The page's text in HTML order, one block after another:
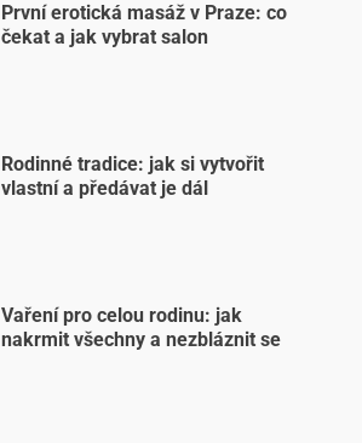
První erotická masáž v Praze: co
čekat a jak vybrat salon
Rodinné tradice: jak si vytvořit
vlastní a předávat je dál
Vaření pro celou rodinu: jak
nakrmit všechny a nezbláznit se